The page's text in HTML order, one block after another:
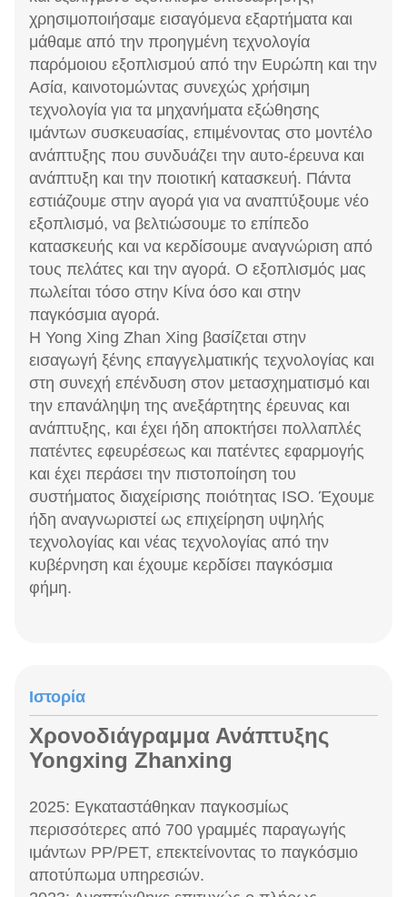
χρησιμοποιήσαμε εισαγόμενα εξαρτήματα και
μάθαμε από την προηγμένη τεχνολογία
παρόμοιου εξοπλισμού από την Ευρώπη και την
Ασία, καινοτομώντας συνεχώς χρήσιμη
τεχνολογία για τα μηχανήματα εξώθησης
ιμάντων συσκευασίας, επιμένοντας στο μοντέλο
ανάπτυξης που συνδυάζει την αυτο-έρευνα και
ανάπτυξη και την ποιοτική κατασκευή. Πάντα
εστιάζουμε στην αγορά για να αναπτύξουμε νέο
εξοπλισμό, να βελτιώσουμε το επίπεδο
κατασκευής και να κερδίσουμε αναγνώριση από
τους πελάτες και την αγορά. Ο εξοπλισμός μας
πωλείται τόσο στην Κίνα όσο και στην
παγκόσμια αγορά.
Η Yong Xing Zhan Xing βασίζεται στην
εισαγωγή ξένης επαγγελματικής τεχνολογίας και
στη συνεχή επένδυση στον μετασχηματισμό και
την επανάληψη της ανεξάρτητης έρευνας και
ανάπτυξης, και έχει ήδη αποκτήσει πολλαπλές
πατέντες εφευρέσεως και πατέντες εφαρμογής
και έχει περάσει την πιστοποίηση του
συστήματος διαχείρισης ποιότητας ISO. Έχουμε
ήδη αναγνωριστεί ως επιχείρηση υψηλής
τεχνολογίας και νέας τεχνολογίας από την
κυβέρνηση και έχουμε κερδίσει παγκόσμια
φήμη.
Ιστορία
Χρονοδιάγραμμα Ανάπτυξης
Yongxing Zhanxing
2025: Εγκαταστάθηκαν παγκοσμίως
περισσότερες από 700 γραμμές παραγωγής
ιμάντων PP/PET, επεκτείνοντας το παγκόσμιο
αποτύπωμα υπηρεσιών.